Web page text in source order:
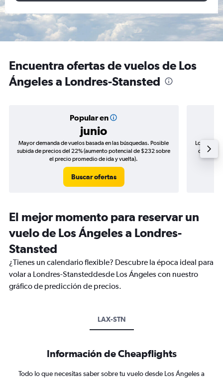
Encuentra ofertas de vuelos de Los
Ángeles a Londres-Stansted
Popular en
junio
Mayor demanda de vuelos basada en las búsquedas. Posible
subida de precios del 22% (aumento potencial de $232 sobre
el precio promedio de ida y vuelta).
Buscar ofertas
Los
de
El mejor momento para reservar un
vuelo de Los Ángeles a Londres-
Stansted
¿Tienes un calendario flexible? Descubre la época ideal para
volar a Londres-Stansteddesde Los Ángeles con nuestro
gráfico de predicción de precios.
LAX-STN
Información de Cheapflights
Todo lo que necesitas saber sobre tu vuelo desde Los Ángeles a